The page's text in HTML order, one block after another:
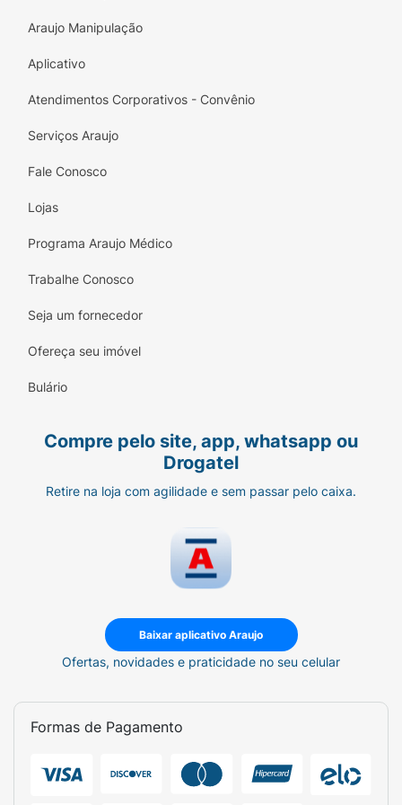
Araujo Manipulação
Aplicativo
Atendimentos Corporativos - Convênio
Serviços Araujo
Fale Conosco
Lojas
Programa Araujo Médico
Trabalhe Conosco
Seja um fornecedor
Ofereça seu imóvel
Bulário
Compre pelo site, app, whatsapp ou
Drogatel
Retire na loja com agilidade e sem passar pelo caixa.
Baixar aplicativo Araujo
Ofertas, novidades e praticidade no seu celular
Formas de Pagamento